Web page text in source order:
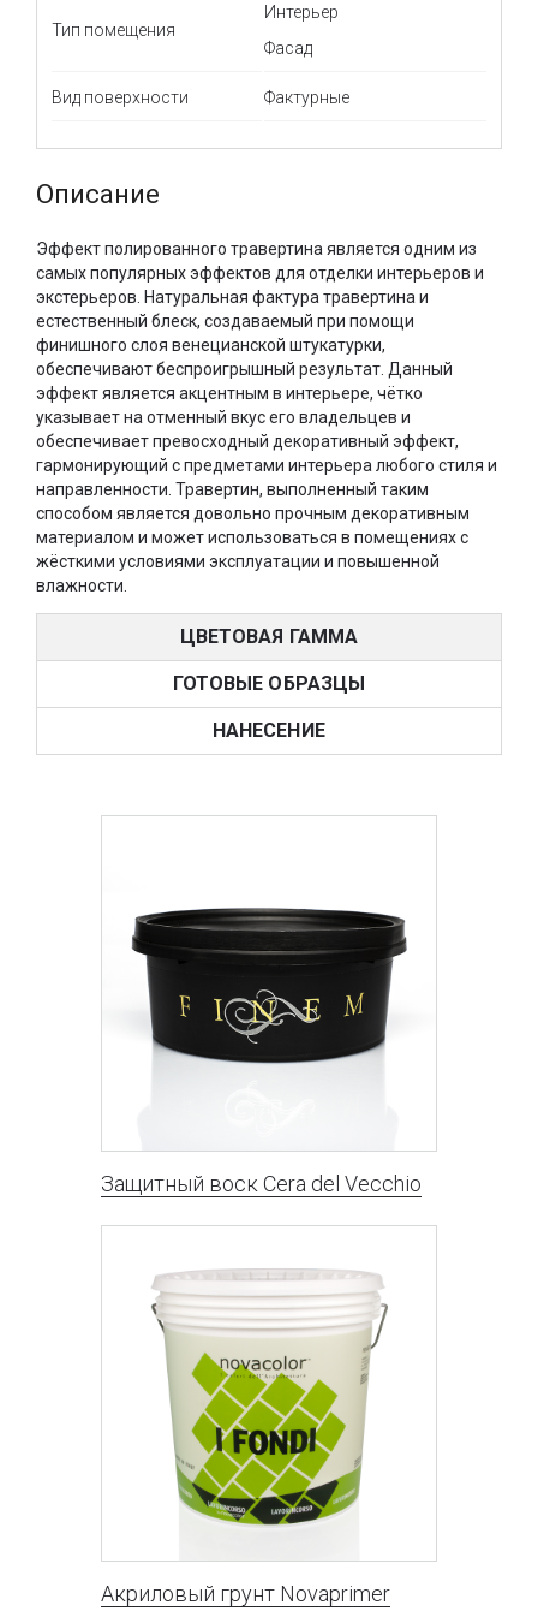
Тип помещения
Интерьер
Фасад
Вид поверхности Фактурные
Описание
Эффект полированного травертина является одним из
самых популярных эффектов для отделки интерьеров и
экстерьеров. Натуральная фактура травертина и
естественный блеск, создаваемый при помощи
финишного слоя венецианской штукатурки,
обеспечивают беспроигрышный результат. Данный
эффект является акцентным в интерьере, чётко
указывает на отменный вкус его владельцев и
обеспечивает превосходный декоративный эффект,
гармонирующий с предметами интерьера любого стиля и
направленности. Травертин, выполненный таким
способом является довольно прочным декоративным
материалом и может использоваться в помещениях с
жёсткими условиями эксплуатации и повышенной
влажности.
ЦВЕТОВАЯ ГАММА
ГОТОВЫЕ ОБРАЗЦЫ
НАНЕСЕНИЕ
Защитный воск Cera del Vecchio
Акриловый грунт Novaprimer